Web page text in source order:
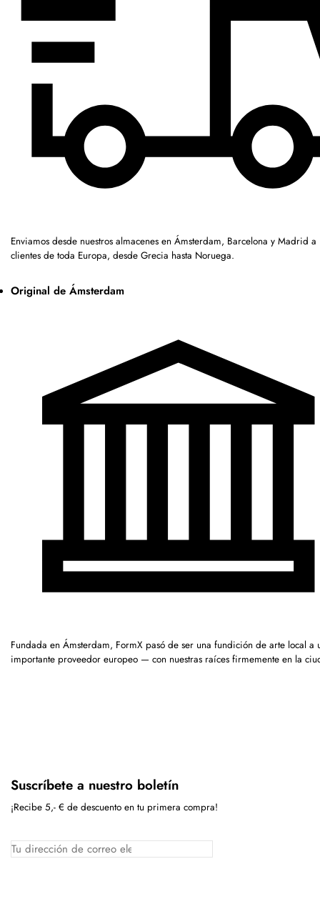
Enviamos desde nuestros almacenes en Ámsterdam, Barcelona y Madrid a
clientes de toda Europa, desde Grecia hasta Noruega.
Original de Ámsterdam
Fundada en Ámsterdam, FormX pasó de ser una fundición de arte local a
importante proveedor europeo — con nuestras raíces firmemente en la
Suscríbete a nuestro boletín
¡Recibe 5,- € de descuento en tu primera compra!